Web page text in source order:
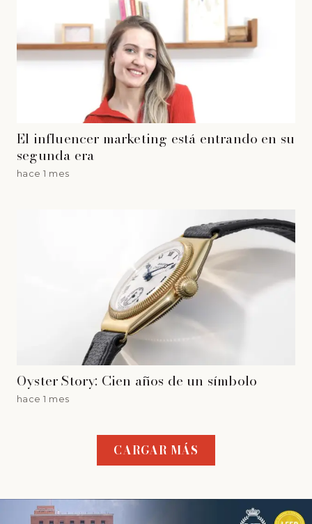
El influencer marketing está entrando en su
segunda era
hace 1 mes
Oyster Story: Cien años de un símbolo
hace 1 mes
CARGAR MÁS